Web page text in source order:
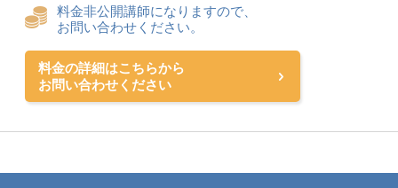
料金非公開講師になりますので、
お問い合わせください。
料金の詳細はこちらから
お問い合わせください